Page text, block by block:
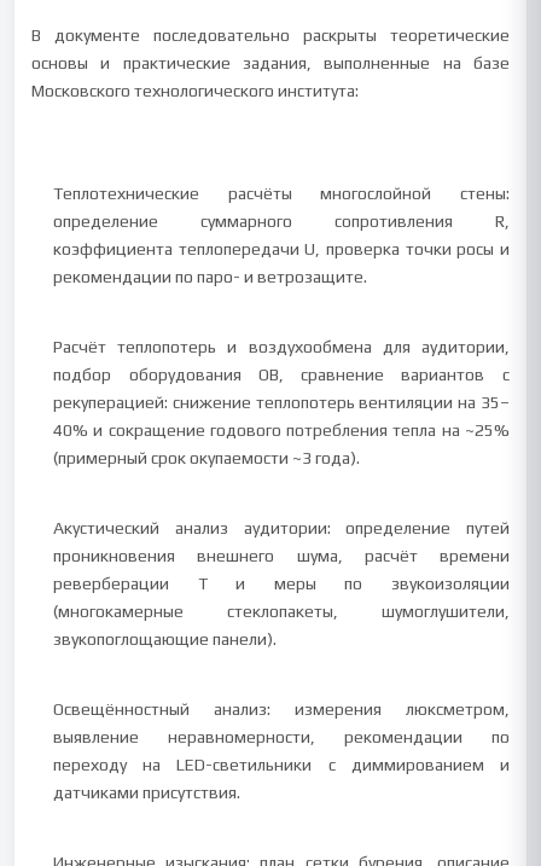
В документе последовательно раскрыты теоретические
основы и практические задания, выполненные на базе
Московского технологического института:
Теплотехнические расчёты многослойной стены:
определение суммарного сопротивления R,
коэффициента теплопередачи U, проверка точки росы и
рекомендации по паро- и ветрозащите.
Расчёт теплопотерь и воздухообмена для аудитории,
подбор оборудования ОВ, сравнение вариантов с
рекуперацией: снижение теплопотерь вентиляции на 35–
40% и сокращение годового потребления тепла на ~25%
(примерный срок окупаемости ~3 года).
Акустический анализ аудитории: определение путей
проникновения внешнего шума, расчёт времени
реверберации T и меры по звукоизоляции
(многокамерные стеклопакеты, шумоглушители,
звукопоглощающие панели).
Освещённостный анализ: измерения люксметром,
выявление неравномерности, рекомендации по
переходу на LED-светильники с диммированием и
датчиками присутствия.